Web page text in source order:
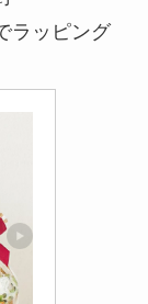
ラッピング